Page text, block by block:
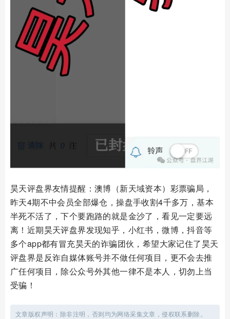
昊天评盘界友情提醒：澳博（新天域资本）彩票骗局，
昨天4期不中会员全部爆仓，操盘手收割4千多万，基本
半死不活了，下个要跑路的就是金沙了，看见一定要远
离！近期昊天评盘界发现知乎，小红书，微博，抖音等
多个app都有冒充昊天的诈骗团伙，希望大家记住了昊天
评盘界是反诈自媒体账号并不做任何项目，更不会去推
广任何项目，除公众号外其他一律不是本人，切勿上当
受骗！
文章版权声明：除非注明，否则均为网络采集文章，侵权联系删除。